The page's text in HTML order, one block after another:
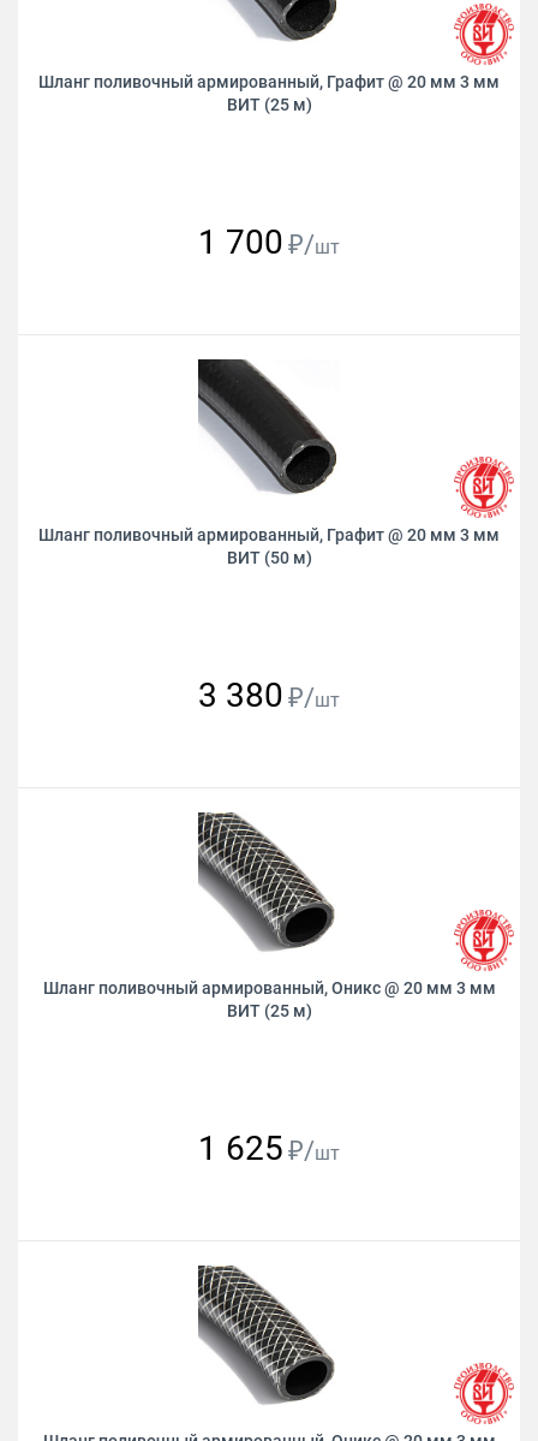
Шланг поливочный армированный, Графит @ 20 мм 3 мм
ВИТ (25 м)
1 700 ₽/шт
Шланг поливочный армированный, Графит @ 20 мм 3 мм
ВИТ (50 м)
3 380 ₽/шт
Шланг поливочный армированный, Оникс @ 20 мм 3 мм
ВИТ (25 м)
1 625 ₽/шт